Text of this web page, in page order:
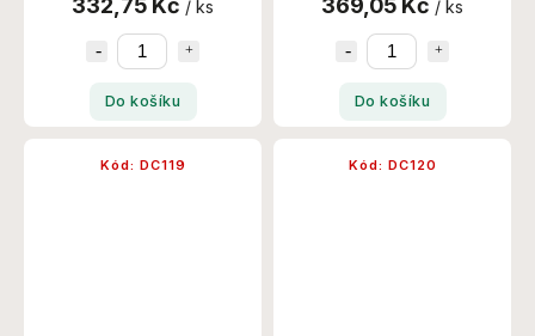
/ ks
Do košíku
/ ks
Do košíku
Kód: DC119 Kód: DC120